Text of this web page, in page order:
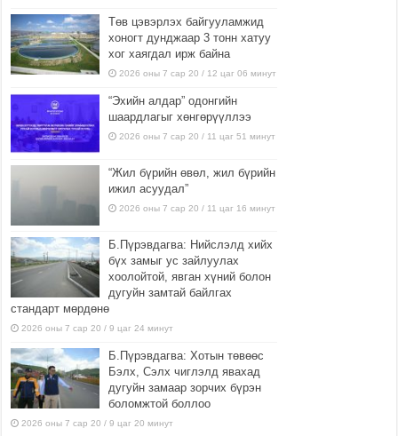
Төв цэвэрлэх байгууламжид
хоногт дунджаар 3 тонн хатуу
хог хаягдал ирж байна
2026 оны 7 сар 20 / 12 цаг 06 минут
“Эхийн алдар” одонгийн
шаардлагыг хөнгөрүүллээ
2026 оны 7 сар 20 / 11 цаг 51 минут
“Жил бүрийн өвөл, жил бүрийн
ижил асуудал”
2026 оны 7 сар 20 / 11 цаг 16 минут
Б.Пүрэвдагва: Нийслэлд хийх
бүх замыг ус зайлуулах
хоолойтой, явган хүний болон
дугуйн замтай байлгах
стандарт мөрдөнө
2026 оны 7 сар 20 / 9 цаг 24 минут
Б.Пүрэвдагва: Хотын төвөөс
Бэлх, Сэлх чиглэлд явахад
дугуйн замаар зорчих бүрэн
боломжтой боллоо
2026 оны 7 сар 20 / 9 цаг 20 минут